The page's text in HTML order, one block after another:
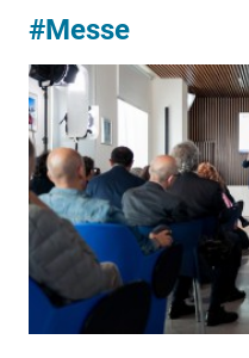
#Messe